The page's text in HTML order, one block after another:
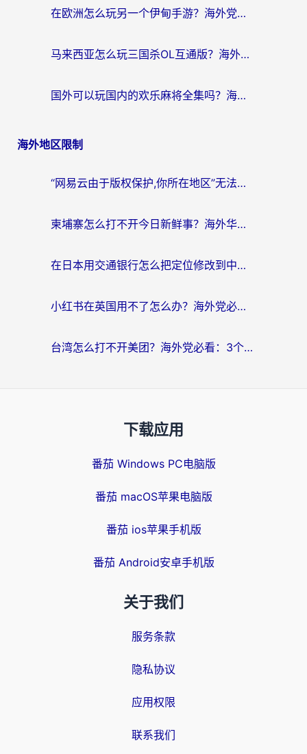
在欧洲怎么玩另一个伊甸手游？海外党亲测有效的国服游戏加速指南
马来西亚怎么玩三国杀OL互通版？海外党必看的国服游戏加速器避坑指南
国外可以玩国内的欢乐麻将全集吗？海外党亲测有效的国服游戏加速指南
海外地区限制
“网易云由于版权保护,你所在地区”无法播放？海外党听国内音乐听书的加速器选择指南
柬埔寨怎么打不开今日新鲜事？海外华人追剧看新闻的加速器选择指南
在日本用交通银行怎么把定位修改到中国国内？海外党必备实用指南（附追剧支付社交全解）
小红书在英国用不了怎么办？海外党必看的回国加速解决方案
台湾怎么打不开美团？海外党必看：3个实用技巧解决国内App地区限制难题
下载应用
番茄 Windows PC电脑版
番茄 macOS苹果电脑版
番茄 ios苹果手机版
番茄 Android安卓手机版
关于我们
服务条款
隐私协议
应用权限
联系我们